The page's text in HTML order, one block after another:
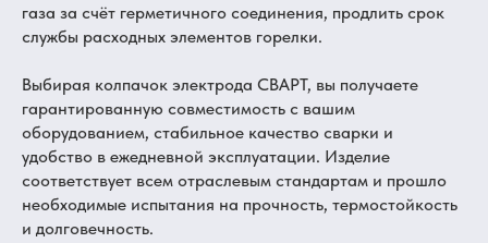
газа за счёт герметичного соединения, продлить срок
службы расходных элементов горелки.
Выбирая колпачок электрода СВАРТ, вы получаете
гарантированную совместимость с вашим
оборудованием, стабильное качество сварки и
удобство в ежедневной эксплуатации. Изделие
соответствует всем отраслевым стандартам и прошло
необходимые испытания на прочность, термостойкость
и долговечность.